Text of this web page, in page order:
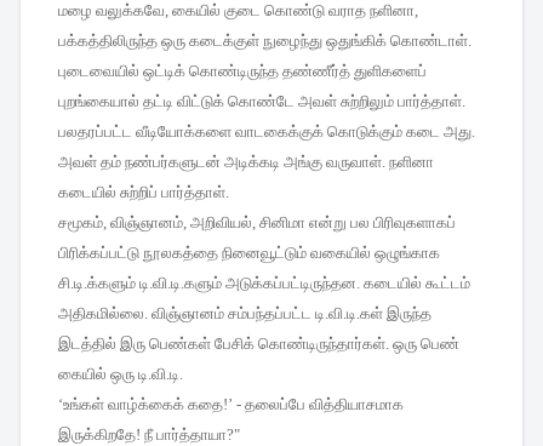
மழை வலுக்கவே, கையில் குடை கொண்டு வராத நளினா,
பக்கத்திலிருந்த ஒரு கடைக்குள் நுழைந்து ஒதுங்கிக் கொண்டாள்.
புடைவையில் ஒட்டிக் கொண்டிருந்த தண்ணீர்த் துளிகளைப்
புறங்கையால் தட்டி விட்டுக் கொண்டே அவள் சுற்றிலும் பார்த்தாள்.
பலதரப்பட்ட வீடியோக்களை வாடகைக்குக் கொடுக்கும் கடை அது.
அவள் தம் நண்பர்களுடன் அடிக்கடி அங்கு வருவாள். நளினா
கடையில் சுற்றிப் பார்த்தாள்.
சமூகம், விஞ்ஞானம், அறிவியல், சினிமா என்று பல பிரிவுகளாகப்
பிரிக்கப்பட்டு நூலகத்தை நினைவூட்டும் வகையில் ஒழுங்காக
சி.டி.க்களும் டி.வி.டி.களும் அடுக்கப்பட்டிருந்தன. கடையில் கூட்டம்
அதிகமில்லை. விஞ்ஞானம் சம்பந்தப்பட்ட டி.வி.டி.கள் இருந்த
இடத்தில் இரு பெண்கள் பேசிக் கொண்டிருந்தார்கள். ஒரு பெண்
கையில் ஒரு டி.வி.டி.
‘உங்கள் வாழ்க்கைக் கதை!’ - தலைப்பே வித்தியாசமாக
இருக்கிறதே! நீ பார்த்தாயா?"